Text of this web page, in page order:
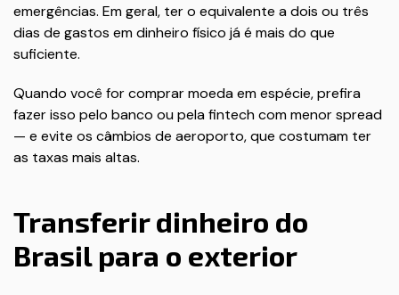
emergências. Em geral, ter o equivalente a dois ou três
dias de gastos em dinheiro físico já é mais do que
suficiente.
Quando você for comprar moeda em espécie, prefira
fazer isso pelo banco ou pela fintech com menor spread
— e evite os câmbios de aeroporto, que costumam ter
as taxas mais altas.
Transferir dinheiro do
Brasil para o exterior